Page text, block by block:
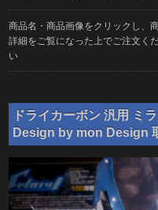
商品名・商品画像をクリックし、
詳細をご覧になった上でご注文く
い
ドライカーボン 汎用 ミ
Design by mon Design